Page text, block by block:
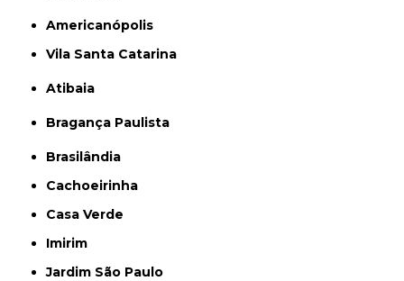
Americanópolis
Vila Santa Catarina
Atibaia
Bragança Paulista
Brasilândia
Cachoeirinha
Casa Verde
Imirim
Jardim São Paulo